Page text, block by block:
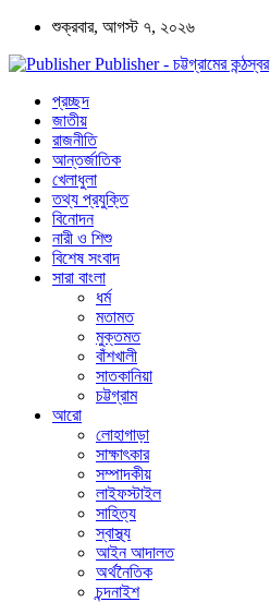
শুক্রবার, আগস্ট ৭, ২০২৬
Publisher - চট্টগ্রামের কন্ঠস্বর
প্রচ্ছদ
জাতীয়
রাজনীতি
আন্তর্জাতিক
খেলাধুলা
তথ্য প্রযুক্তি
বিনোদন
নারী ও শিশু
বিশেষ সংবাদ
সারা বাংলা
ধর্ম
মতামত
মুক্তমত
বাঁশখালী
সাতকানিয়া
চট্টগ্রাম
আরো
লোহাগাড়া
সাক্ষাৎকার
সম্পাদকীয়
লাইফস্টাইল
সাহিত্য
স্বাস্থ্য
আইন আদালত
অর্থনৈতিক
চন্দনাইশ